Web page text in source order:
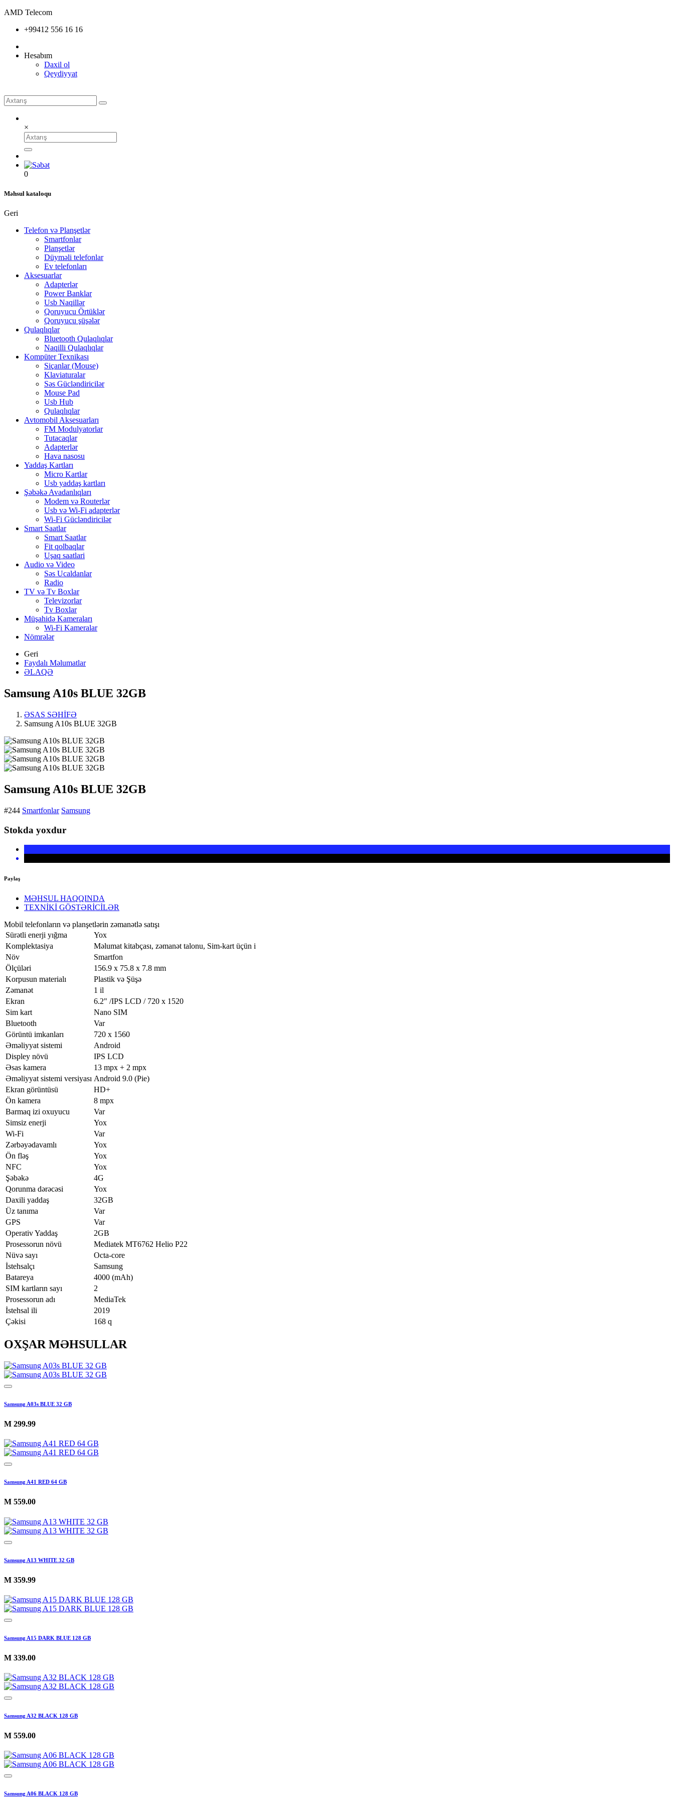
AMD Telecom
+99412 556 16 16
Hesabım
Daxil ol
Qeydiyyat
×
0
Məhsul kataloqu
Geri
Telefon və Planşetlər
Smartfonlar
Planşetlər
Düyməli telefonlar
Ev telefonları
Aksesuarlar
Adapterlər
Power Banklar
Usb Naqillər
Qoruyucu Örtüklər
Qoruyucu şüşələr
Qulaqlıqlar
Bluetooth Qulaqlıqlar
Naqilli Qulaqlıqlar
Kompüter Texnikası
Siçanlar (Mouse)
Klaviaturalar
Səs Gücləndiricilər
Mouse Pad
Usb Hub
Qulaqlıqlar
Avtomobil Aksesuarları
FM Modulyatorlar
Tutacaqlar
Adapterlər
Hava nasosu
Yaddaş Kartları
Micro Kartlar
Usb yaddaş kartları
Şəbəkə Avadanlıqları
Modem və Routerlər
Usb və Wi-Fi adapterlər
Wi-Fi Gücləndiricilər
Smart Saatlar
Smart Saatlar
Fit qolbaqlar
Uşaq saatlari
Audio və Video
Səs Ucaldanlar
Radio
TV və Tv Boxlar
Televizorlar
Tv Boxlar
Müşahidə Kameraları
Wi-Fi Kameralar
Nömrələr
Geri
Faydalı Məlumatlar
ƏLAQƏ
Samsung A10s BLUE 32GB
ƏSAS SƏHİFƏ
Samsung A10s BLUE 32GB
Samsung A10s BLUE 32GB
#244 Smartfonlar Samsung
Stokda yoxdur
Paylaş
MƏHSUL HAQQINDA
TEXNİKİ GÖSTƏRİCİLƏR
Mobil telefonların və planşetlərin zəmanətlə satışı
Sürətli enerji yığma
Yox
Komplektasiya
Məlumat kitabçası, zəmanət talonu, Sim-kart üçün i
Növ
Smartfon
Ölçüləri
156.9 x 75.8 x 7.8 mm
Korpusun materialı
Plastik və Şüşə
Zəmanət
1 il
Ekran
6.2" /IPS LCD / 720 x 1520
Sim kart
Nano SIM
Bluetooth
Var
Görüntü imkanları
720 x 1560
Əməliyyat sistemi
Android
Displey növü
IPS LCD
Əsas kamera
13 mpx + 2 mpx
Əməliyyat sistemi versiyası Android 9.0 (Pie)
Ekran görüntüsü
HD+
Ön kamera
8 mpx
Barmaq izi oxuyucu
Var
Simsiz enerji
Yox
Wi-Fi
Var
Zərbəyədavamlı
Yox
Ön fləş
Yox
NFC
Yox
Şəbəkə
4G
Qorunma dərəcəsi
Yox
Daxili yaddaş
32GB
Üz tanıma
Var
GPS
Var
Operativ Yaddaş
2GB
Prosessorun növü
Mediatek MT6762 Helio P22
Nüvə sayı
Octa-core
İstehsalçı
Samsung
Batareya
4000 (mAh)
SIM kartların sayı
2
Prosessorun adı
MediaTek
İstehsal ili
2019
Çəkisi
168 q
OXŞAR MƏHSULLAR
Samsung A03s BLUE 32 GB
M 299.99
Samsung A41 RED 64 GB
M 559.00
Samsung A13 WHITE 32 GB
M 359.99
Samsung A15 DARK BLUE 128 GB
M 339.00
Samsung A32 BLACK 128 GB
M 559.00
Samsung A06 BLACK 128 GB